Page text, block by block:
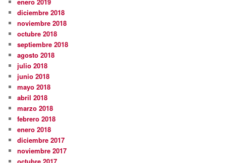
enero 2019
diciembre 2018
noviembre 2018
octubre 2018
septiembre 2018
agosto 2018
julio 2018
junio 2018
mayo 2018
abril 2018
marzo 2018
febrero 2018
enero 2018
diciembre 2017
noviembre 2017